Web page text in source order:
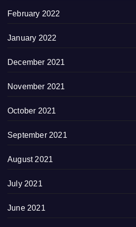
February 2022
January 2022
December 2021
November 2021
October 2021
September 2021
August 2021
July 2021
June 2021